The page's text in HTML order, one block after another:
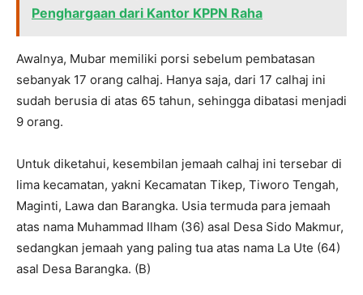
Penghargaan dari Kantor KPPN Raha
Awalnya, Mubar memiliki porsi sebelum pembatasan
sebanyak 17 orang calhaj. Hanya saja, dari 17 calhaj ini
sudah berusia di atas 65 tahun, sehingga dibatasi menjadi
9 orang.
Untuk diketahui, kesembilan jemaah calhaj ini tersebar di
lima kecamatan, yakni Kecamatan Tikep, Tiworo Tengah,
Maginti, Lawa dan Barangka. Usia termuda para jemaah
atas nama Muhammad Ilham (36) asal Desa Sido Makmur,
sedangkan jemaah yang paling tua atas nama La Ute (64)
asal Desa Barangka. (B)